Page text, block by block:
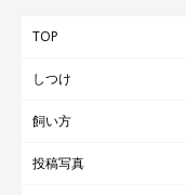
TOP
しつけ
飼い方
投稿写真